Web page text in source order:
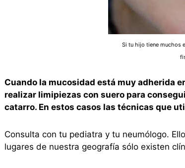
Si tu hijo tiene muchos
Cuando la mucosidad está muy adherida
realizar limipiezas con suero para
catarro. En estos casos las técnicas que
Consulta con tu pediatra y tu neumólogo.
lugares de nuestra geografía sólo existen